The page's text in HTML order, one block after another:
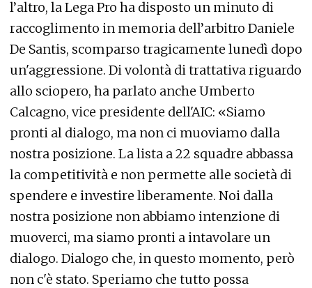
l’altro, la Lega Pro ha disposto un minuto di
raccoglimento in memoria dell’arbitro Daniele
De Santis, scomparso tragicamente lunedì dopo
un'aggressione. Di volontà di trattativa riguardo
allo sciopero, ha parlato anche Umberto
Calcagno, vice presidente dell'AIC: «Siamo
pronti al dialogo, ma non ci muoviamo dalla
nostra posizione. La lista a 22 squadre abbassa
la competitività e non permette alle società di
spendere e investire liberamente. Noi dalla
nostra posizione non abbiamo intenzione di
muoverci, ma siamo pronti a intavolare un
dialogo. Dialogo che, in questo momento, però
non c'è stato. Speriamo che tutto possa